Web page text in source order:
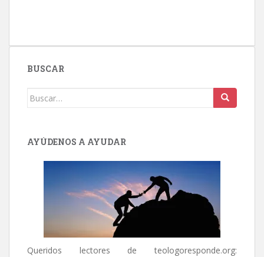
BUSCAR
Buscar:
AYÚDENOS A AYUDAR
Queridos lectores de teologoresponde.org: